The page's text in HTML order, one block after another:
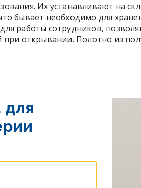
Их устанавливают на
бывает необходимо для
работы сотрудников,
открывании. Полотно из
для